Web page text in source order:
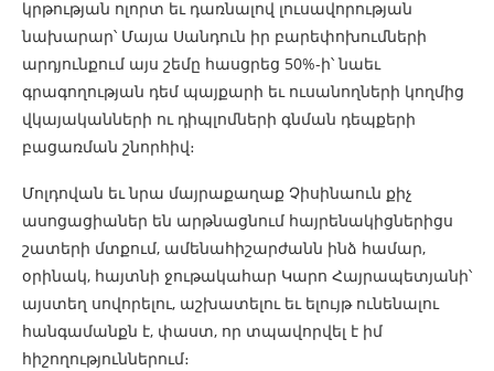
կրթության ոլորտ եւ դառնալով լուսավորության
նախարար՝ Մայա Սանդուն իր բարեփոխումների
արդյունքում այս շեմը հասցրեց 50%-ի՝ նաեւ
գրագողության դեմ պայքարի եւ ուսանողների կողմից
վկայականների ու դիպլոմների գնման դեպքերի
բացառման շնորհիվ։
Մոլդովան եւ նրա մայրաքաղաք Չիսինաուն քիչ
ասոցացիաներ են արթնացնում հայրենակիցներիցս
շատերի մտքում, ամենահիշարժանն ինձ համար,
օրինակ, հայտնի ջութակահար Կարո Հայրապետյանի՝
այստեղ սովորելու, աշխատելու եւ ելույթ ունենալու
հանգամանքն է, փաստ, որ տպավորվել է իմ
հիշողություններում։